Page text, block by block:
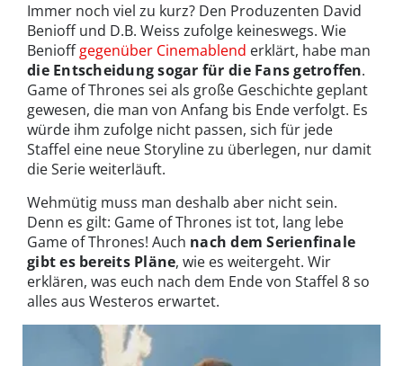
Immer noch viel zu kurz? Den Produzenten David
Benioff und D.B. Weiss zufolge keineswegs. Wie
Benioffgegenüber Cinemablend erklärt, habe man
die Entscheidung sogar für die Fans getroffen.
Game of Thrones sei als große Geschichte geplant
gewesen, die man von Anfang bis Ende verfolgt. Es
würde ihm zufolge nicht passen, sich für jede
Staffel eine neue Storyline zu überlegen, nur damit
die Serie weiterläuft.
Wehmütig muss man deshalb aber nicht sein.
Denn es gilt: Game of Thrones ist tot, lang lebe
Game of Thrones! Auch nach dem Serienfinale
gibt es bereits Pläne, wie es weitergeht. Wir
erklären, was euch nach dem Ende von Staffel 8 so
alles aus Westeros erwartet.